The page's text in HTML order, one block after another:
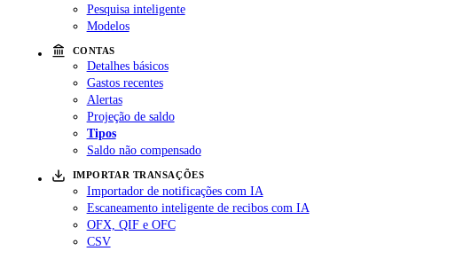
Pesquisa inteligente
Modelos
CONTAS
Detalhes básicos
Gastos recentes
Alertas
Projeção de saldo
Tipos
Saldo não compensado
IMPORTAR TRANSAÇÕES
Importador de notificações com IA
Escaneamento inteligente de recibos com IA
OFX, QIF e OFC
CSV